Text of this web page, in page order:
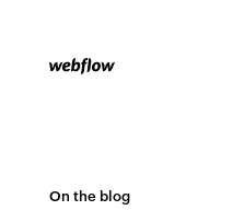
On the blog